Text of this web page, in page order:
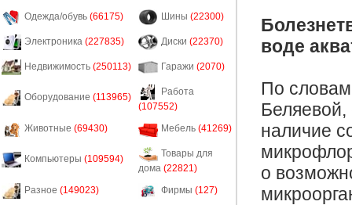
Одежда/обувь (66175) Шины (22300)
Электроника (227835) Диски (22370)
Недвижимость (250113) Гаражи (2070)
Оборудование (113965)
Работа
(107552)
Животные (69430) Мебель (41269)
Компьютеры (109594)
Товары для
дома (22821)
Разное (149023) Фирмы (127)
воде
По словам
наличие
о